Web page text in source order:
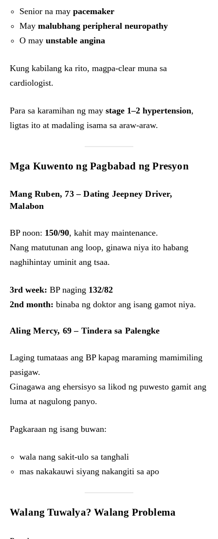
Senior na may pacemaker
May malubhang peripheral neuropathy
O may unstable angina
Kung kabilang ka rito, magpa-clear muna sa
cardiologist.
Para sa karamihan ng may stage 1–2 hypertension,
ligtas ito at madaling isama sa araw-araw.
Mga Kuwento ng Pagbabad ng Presyon
Mang Ruben, 73 – Dating Jeepney Driver,
Malabon
BP noon: 150/90, kahit may maintenance.
Nang matutunan ang loop, ginawa niya ito habang
naghihintay uminit ang tsaa.
3rd week: BP naging 132/82
2nd month: binaba ng doktor ang isang gamot niya.
Aling Mercy, 69 – Tindera sa Palengke
Laging tumataas ang BP kapag maraming mamimiling
pasigaw.
Ginagawa ang ehersisyo sa likod ng puwesto gamit ang
luma at nagulong panyo.
Pagkaraan ng isang buwan:
wala nang sakit-ulo sa tanghali
mas nakakauwi siyang nakangiti sa apo
Walang Tuwalya? Walang Problema